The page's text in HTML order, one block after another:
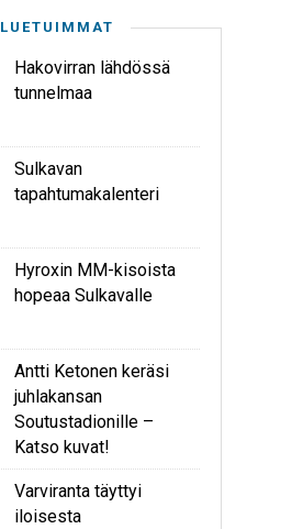
LUETUIMMAT
Hakovirran lähdössä
tunnelmaa
Sulkavan
tapahtumakalenteri
Hyroxin MM-kisoista
hopeaa Sulkavalle
Antti Ketonen keräsi
juhlakansan
Soutustadionille –
Katso kuvat!
Varviranta täyttyi
iloisesta